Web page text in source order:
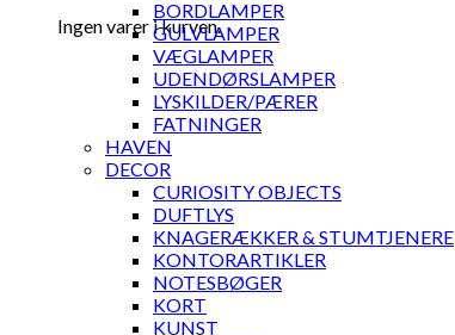
Ingen varer i kurven.
BORDLAMPER
GULVLAMPER
VÆGLAMPER
UDENDØRSLAMPER
LYSKILDER/PÆRER
FATNINGER
HAVEN
DECOR
CURIOSITY OBJECTS
DUFTLYS
KNAGERÆKKER & STUMTJENERE
KONTORARTIKLER
NOTESBØGER
KORT
KUNST